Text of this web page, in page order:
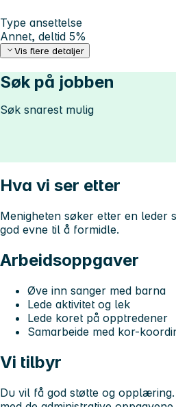
Type ansettelse
Annet, deltid 5%
Vis flere detaljer
Søk på jobben
Søk snarest mulig
Hva vi ser etter
Menigheten søker etter en leder
god evne til å formidle.
Arbeidsoppgaver
Øve inn sanger med barna
Lede aktivitet og lek
Lede koret på opptredener
Samarbeide med kor-
Vi tilbyr
Du vil få god støtte og